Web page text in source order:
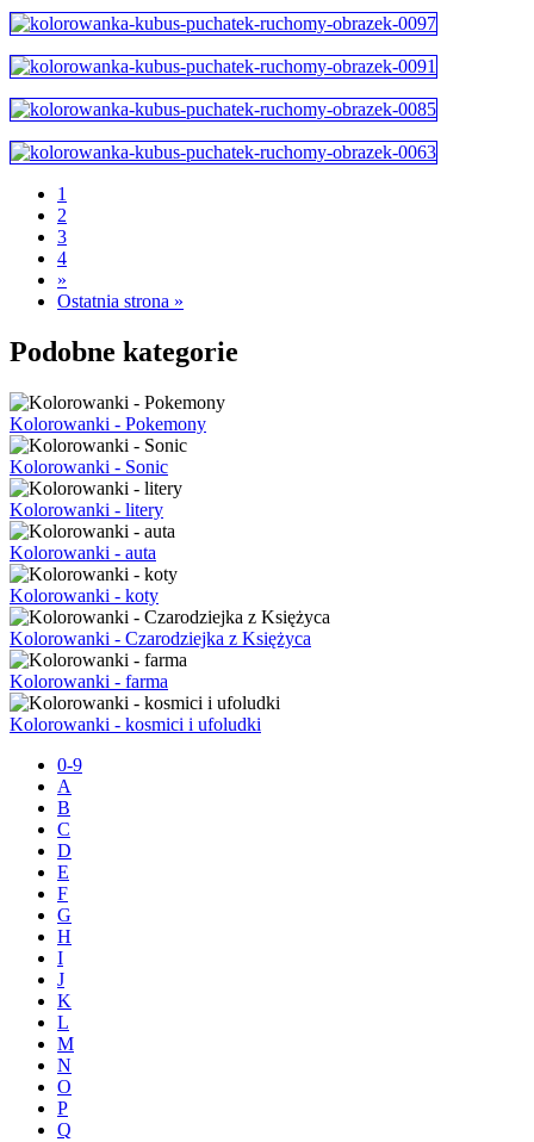
1
2
3
4
»
Ostatnia strona »
Podobne kategorie
Kolorowanki - Pokemony
Kolorowanki - Sonic
Kolorowanki - litery
Kolorowanki - auta
Kolorowanki - koty
Kolorowanki - Czarodziejka z Księżyca
Kolorowanki - farma
Kolorowanki - kosmici i ufoludki
0-9
A
B
C
D
E
F
G
H
I
J
K
L
M
N
O
P
Q